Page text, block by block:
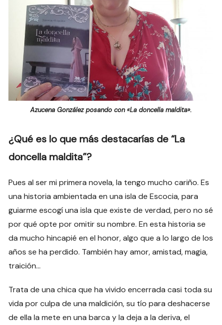
Azucena González posando con «La doncella maldita».
¿Qué es lo que más destacarías de “La
doncella maldita”?
Pues al ser mi primera novela, la tengo mucho cariño. Es
una historia ambientada en una isla de Escocia, para
guiarme escogí una isla que existe de verdad, pero no sé
por qué opte por omitir su nombre. En esta historia se
da mucho hincapié en el honor, algo que a lo largo de los
años se ha perdido. También hay amor, amistad, magia,
traición…
Trata de una chica que ha vivido encerrada casi toda su
vida por culpa de una maldición, su tío para deshacerse
de ella la mete en una barca y la deja a la deriva, el